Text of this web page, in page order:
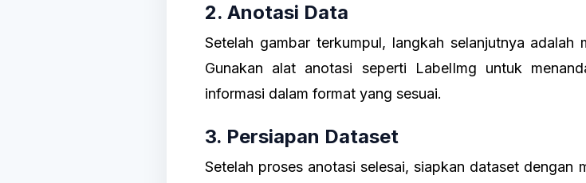
2. Anotasi Data
Setelah gambar terkumpul, langkah selanjutnya
Gunakan alat anotasi seperti LabelImg untuk
informasi dalam format yang sesuai.
3. Persiapan Dataset
Setelah proses anotasi selesai, siapkan dataset dengan